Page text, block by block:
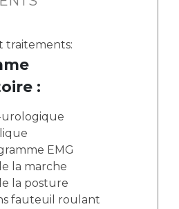
traitements:
:
EMG
la marche
la posture
fauteuil roulant